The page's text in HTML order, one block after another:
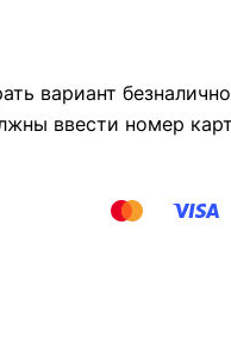
вариант
ввести номер